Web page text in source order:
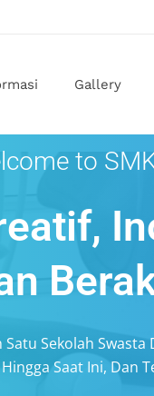
Gallery
to
Satu Sekolah Swasta
Saat Ini, Dan